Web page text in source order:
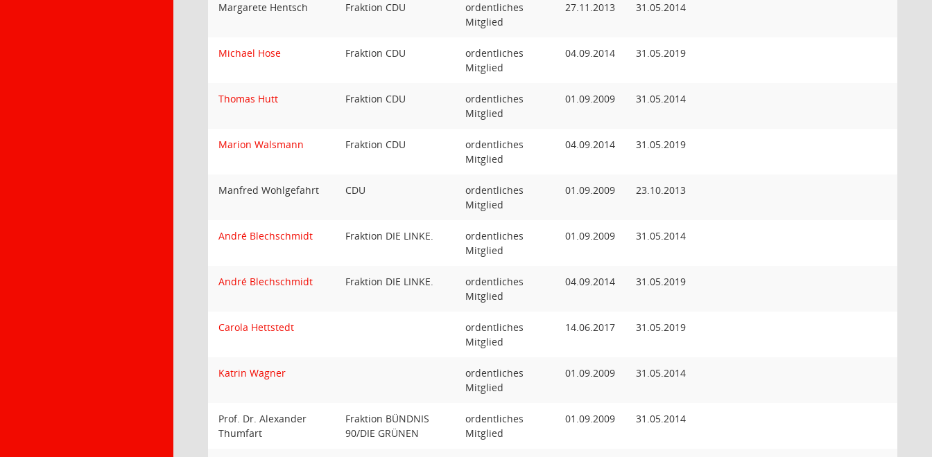
Margarete Hentsch Fraktion CDU
ordentliches
Mitglied
27.11.2013 31.05.2014
Michael Hose Fraktion CDU
ordentliches
Mitglied
04.09.2014 31.05.2019
Thomas Hutt Fraktion CDU
ordentliches
Mitglied
01.09.2009 31.05.2014
Marion Walsmann Fraktion CDU
ordentliches
Mitglied
04.09.2014 31.05.2019
Manfred Wohlgefahrt CDU
ordentliches
Mitglied
01.09.2009 23.10.2013
André Blechschmidt Fraktion DIE LINKE.
ordentliches
Mitglied
01.09.2009 31.05.2014
André Blechschmidt Fraktion DIE LINKE.
ordentliches
Mitglied
04.09.2014 31.05.2019
Carola Hettstedt
ordentliches
Mitglied
14.06.2017 31.05.2019
Katrin Wagner
ordentliches
Mitglied
01.09.2009 31.05.2014
Prof. Dr. Alexander
Thumfart
Fraktion BÜNDNIS
90/DIE GRÜNEN
ordentliches
Mitglied
01.09.2009 31.05.2014